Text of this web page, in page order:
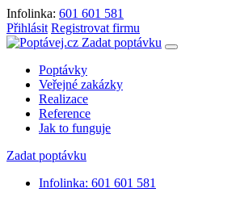
Infolinka: 601 601 581
Přihlásit Registrovat firmu
Zadat poptávku
Poptávky
Veřejné zakázky
Realizace
Reference
Jak to funguje
Zadat poptávku
Infolinka: 601 601 581